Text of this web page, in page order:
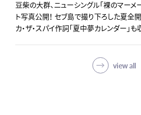
view all
豆柴の大群、ニューシングル「裸のマーメ
ト写真公開！ セブ島で撮り下ろした夏全
カ・ザ・スパイ作詞「夏中夢カレンダー」も